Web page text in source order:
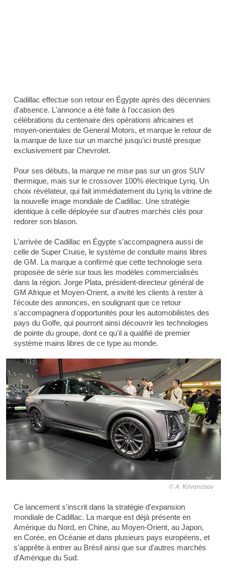
Cadillac effectue son retour en Égypte après des décennies
d'absence. L'annonce a été faite à l'occasion des
célébrations du centenaire des opérations africaines et
moyen-orientales de General Motors, et marque le retour de
la marque de luxe sur un marché jusqu'ici trusté presque
exclusivement par Chevrolet.
Pour ses débuts, la marque ne mise pas sur un gros SUV
thermique, mais sur le crossover 100% électrique Lyriq. Un
choix révélateur, qui fait immédiatement du Lyriq la vitrine de
la nouvelle image mondiale de Cadillac. Une stratégie
identique à celle déployée sur d'autres marchés clés pour
redorer son blason.
L'arrivée de Cadillac en Égypte s'accompagnera aussi de
celle de Super Cruise, le système de conduite mains libres
de GM. La marque a confirmé que cette technologie sera
proposée de série sur tous les modèles commercialisés
dans la région. Jorge Plata, président-directeur général de
GM Afrique et Moyen-Orient, a invité les clients à rester à
l'écoute des annonces, en soulignant que ce retour
s'accompagnera d'opportunités pour les automobilistes des
pays du Golfe, qui pourront ainsi découvrir les technologies
de pointe du groupe, dont ce qu'il a qualifié de premier
système mains libres de ce type au monde.
A. Krivonosov
Ce lancement s'inscrit dans la stratégie d'expansion
mondiale de Cadillac. La marque est déjà présente en
Amérique du Nord, en Chine, au Moyen-Orient, au Japon,
en Corée, en Océanie et dans plusieurs pays européens, et
s'apprête à entrer au Brésil ainsi que sur d'autres marchés
d'Amérique du Sud.